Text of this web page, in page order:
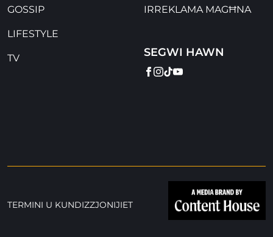
GOSSIP
LIFESTYLE
TV
IRREKLAMA MAGĦNA
SEGWI HAWN
FACEBOOK
INSTAGRAM
TIKTOK
YOUTUBE
TERMINI U KUNDIZZJONIJIET